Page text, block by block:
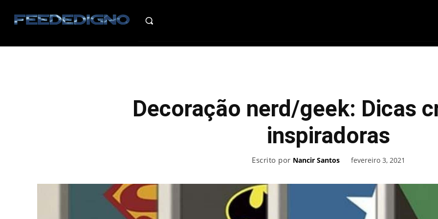
Decoração nerd/geek: Dicas
inspiradoras
Escrito por Nancir Santos fevereiro 3, 2021